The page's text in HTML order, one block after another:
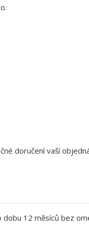
doručení vaší
12 měsíců bez